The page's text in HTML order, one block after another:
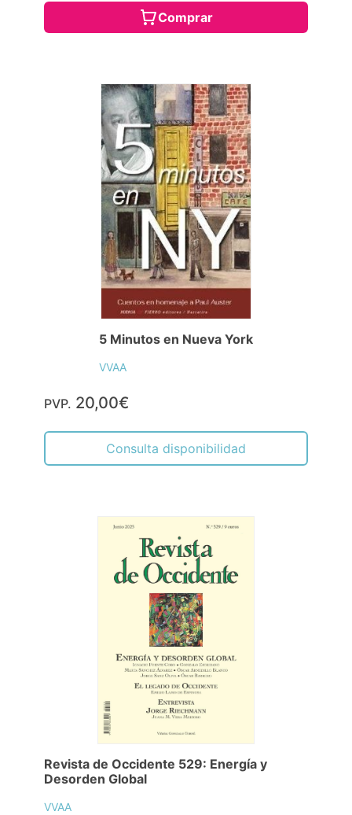
Comprar
5 Minutos en Nueva York
VVAA
PVP. 20,00€
Consulta disponibilidad
Revista de Occidente 529: Energía y
Desorden Global
VVAA